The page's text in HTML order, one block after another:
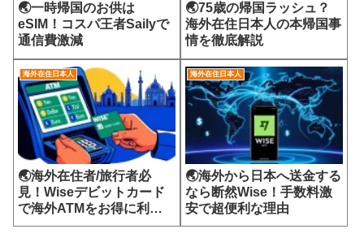
🌏一時帰国のお供は
eSIM！コスパ王者Sailyで
通信費激減
🌏75歳の帰国ラッシュ？
海外在住日本人の本帰国事
情を徹底解説
海外在住日本人
🌏海外在住者/旅行者必
見！Wiseデビットカード
で海外ATMをお得に利用
する方法
海外在住日本人
🌏海外から日本へ送金する
なら断然Wise！手数料激
安で超便利な理由